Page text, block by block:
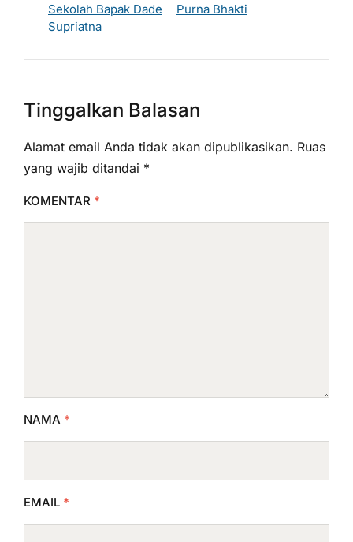
Sekolah Bapak Dade
Supriatna
Purna Bhakti
Tinggalkan Balasan
Alamat email Anda tidak akan dipublikasikan. Ruas
yang wajib ditandai *
KOMENTAR *
NAMA *
EMAIL *